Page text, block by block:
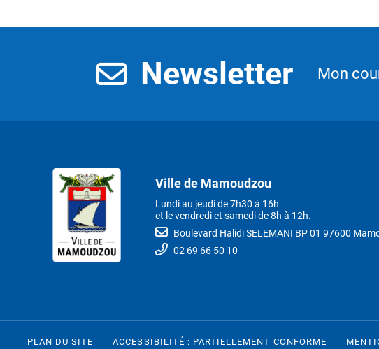
Newsletter Mon
Ville de Mamoudzou
Lundi au jeudi de 7h30 à 16h
et le vendredi et samedi de 8h à 12h.
Boulevard Halidi SELEMANI BP 01 97600
02 69 66 50 10
PLAN DU SITE ACCESSIBILITÉ : PARTIELLEMENT CONFORME